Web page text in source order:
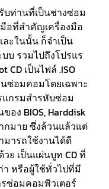
บท่านที่เป็นช่างซ่อม
อที่สำคัญเครื่องมือ
ะในนั้น ก็จำเป็น
บ รวมไปถึงโปรแร
เป็นไฟล์ .ISO
ซ่อมคอมโดยเฉพาะ
กรมสำรหับซ่อม
ง BIOS, Harddisk
กมาย ซึ่งล้วนแล้วแต่
มารถใช้งานได้ดี
ย เป็นแผ่นบูท CD ที่
หรือผู้ใช้ทั่วไปที่มี
ซ่อมคอมพิวเตอร์